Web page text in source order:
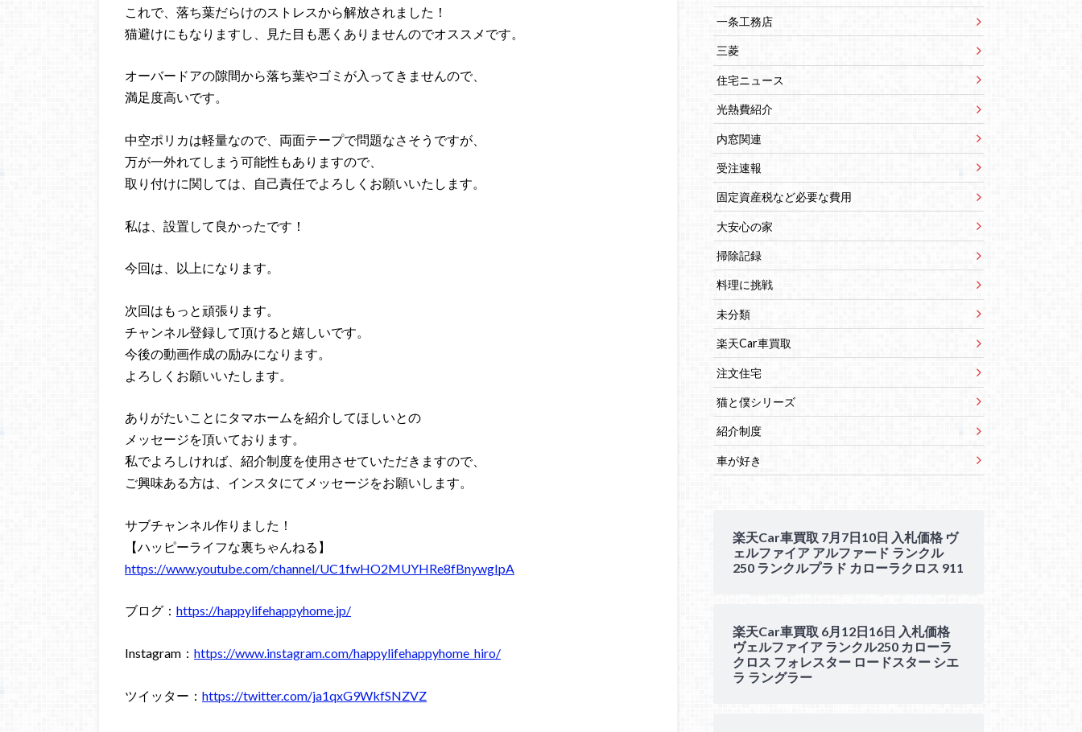
これで、落ち葉だらけのストレスから解放されました！
猫避けにもなりますし、見た目も悪くありませんのでオススメです。
オーバードアの隙間から落ち葉やゴミが入ってきませんので、
満足度高いです。
中空ポリカは軽量なので、両面テープで問題なさそうですが、
万が一外れてしまう可能性もありますので、
取り付けに関しては、自己責任でよろしくお願いいたします。
私は、設置して良かったです！
今回は、以上になります。
次回はもっと頑張ります。
チャンネル登録して頂けると嬉しいです。
今後の動画作成の励みになります。
よろしくお願いいたします。
ありがたいことにタマホームを紹介してほしいとの
メッセージを頂いております。
私でよろしければ、紹介制度を使用させていただきますので、
ご興味ある方は、インスタにてメッセージをお願いします。
サブチャンネル作りました！
【ハッピーライフな裏ちゃんねる】
https://www.youtube.com/channel/UC1fwHO2MUYHRe8fBnywgIpA
ブログ： https://happylifehappyhome.jp/
Instagram： https://www.instagram.com/happylifehappyhome_hiro/
ツイッター： https://twitter.com/ja1qxG9WkfSNZVZ
一条工務店
三菱
住宅ニュース
光熱費紹介
内窓関連
受注速報
固定資産税など必要な費用
大安心の家
掃除記録
料理に挑戦
未分類
楽天Car車買取
注文住宅
猫と僕シリーズ
紹介制度
車が好き
楽天Car車買取 7月7日10日 入札価格 ヴ
ェルファイア アルファード ランクル
250 ランクルプラド カローラクロス 911
楽天Car車買取 6月12日16日 入札価格
ヴェルファイア ランクル250 カローラ
クロス フォレスター ロードスター シエ
ラ ラングラー